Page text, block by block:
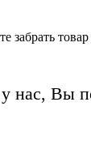
забрать товар
нас, Вы